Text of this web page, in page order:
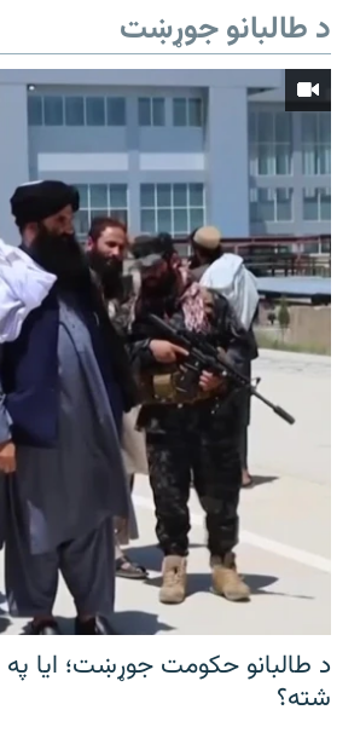
د طالبانو جوړښت
د طالبانو حکومت جوړښت؛ ایا په
شته؟